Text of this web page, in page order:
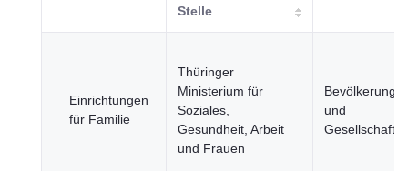
Stelle
Einrichtungen
für Familie
Thüringer
Ministerium für
Soziales,
Gesundheit, Arbeit
und Frauen
Bevölkerung
und
Gesellschaft